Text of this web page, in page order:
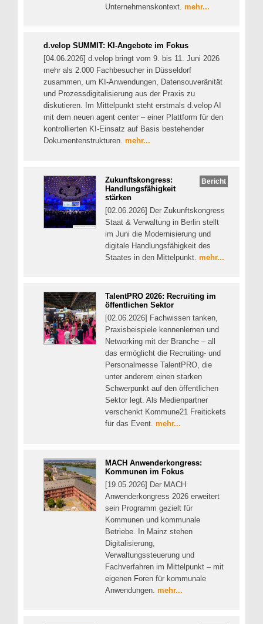
Unternehmenskontext. mehr...
d.velop SUMMIT: KI-Angebote im Fokus
[04.06.2026] d.velop bringt vom 9. bis 11. Juni 2026
mehr als 2.000 Fachbesucher in Düsseldorf
zusammen, um KI-Anwendungen, Datensouveränität
und Prozessdigitalisierung aus der Praxis zu
diskutieren. Im Mittelpunkt steht erstmals d.velop AI
mit dem neuen agent center – einer Plattform für den
kontrollierten KI-Einsatz auf Basis bestehender
Dokumentenstrukturen. mehr...
Bericht
Zukunftskongress:
Handlungsfähigkeit
stärken
[02.06.2026] Der Zukunftskongress
Staat & Verwaltung in Berlin stellt
im Juni die Modernisierung und
digitale Handlungsfähigkeit des
Staates in den Mittelpunkt. mehr...
TalentPRO 2026: Recruiting im
öffentlichen Sektor
[02.06.2026] Fachwissen tanken,
Praxisbeispiele kennenlernen und
Networking mit der Branche – all
das ermöglicht die Recruiting- und
Personalmesse TalentPRO, die
unter anderem einen starken
Schwerpunkt auf den öffentlichen
Sektor legt. Als Medienpartner
verschenkt Kommune21 Freitickets
für das Event. mehr...
MACH Anwenderkongress:
Kommunen im Fokus
[19.05.2026] Der MACH
Anwenderkongress 2026 erweitert
sein Programm gezielt für
Kommunen und kommunale
Betriebe. In Mainz stehen
Digitalisierung,
Verwaltungssteuerung und
Fachverfahren im Mittelpunkt – mit
eigenen Foren für kommunale
Anwendungen. mehr...